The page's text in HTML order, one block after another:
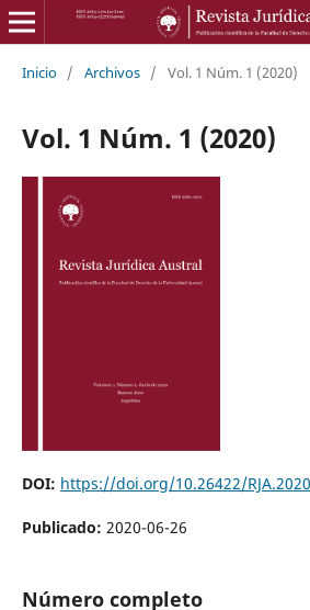
Inicio / Archivos / Vol. 1 Núm. 1 (2020)
Vol. 1 Núm. 1 (2020)
DOI: https://doi.org/10.26422/
Publicado: 2020-06-26
Número completo